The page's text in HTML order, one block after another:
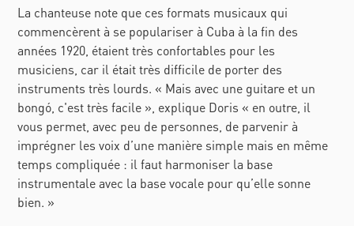
La chanteuse note que ces formats musicaux qui
commencèrent à se populariser à Cuba à la fin des
années 1920, étaient très confortables pour les
musiciens, car il était très difficile de porter des
instruments très lourds. « Mais avec une guitare et un
bongó, c'est très facile », explique Doris « en outre, il
vous permet, avec peu de personnes, de parvenir à
imprégner les voix d’une manière simple mais en même
temps compliquée : il faut harmoniser la base
instrumentale avec la base vocale pour qu’elle sonne
bien. »